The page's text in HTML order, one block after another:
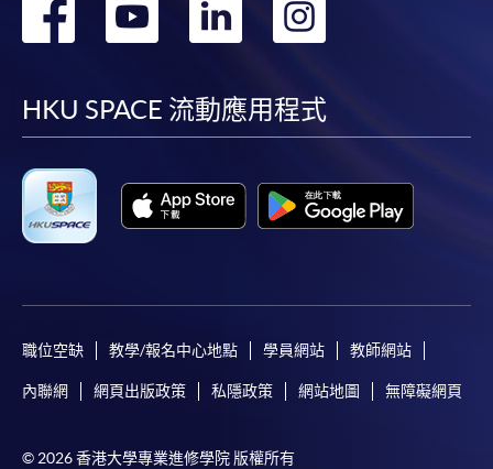
轉
facebook
轉
youtube
轉
linkedin
HKU SPACE 流動應用程式
職位空缺 教學/報名中心地點 學員網站 教師網站
內聯網 網頁出版政策 私隱政策 網站地圖 無障礙網頁
© 2026 香港大學專業進修學院 版權所有